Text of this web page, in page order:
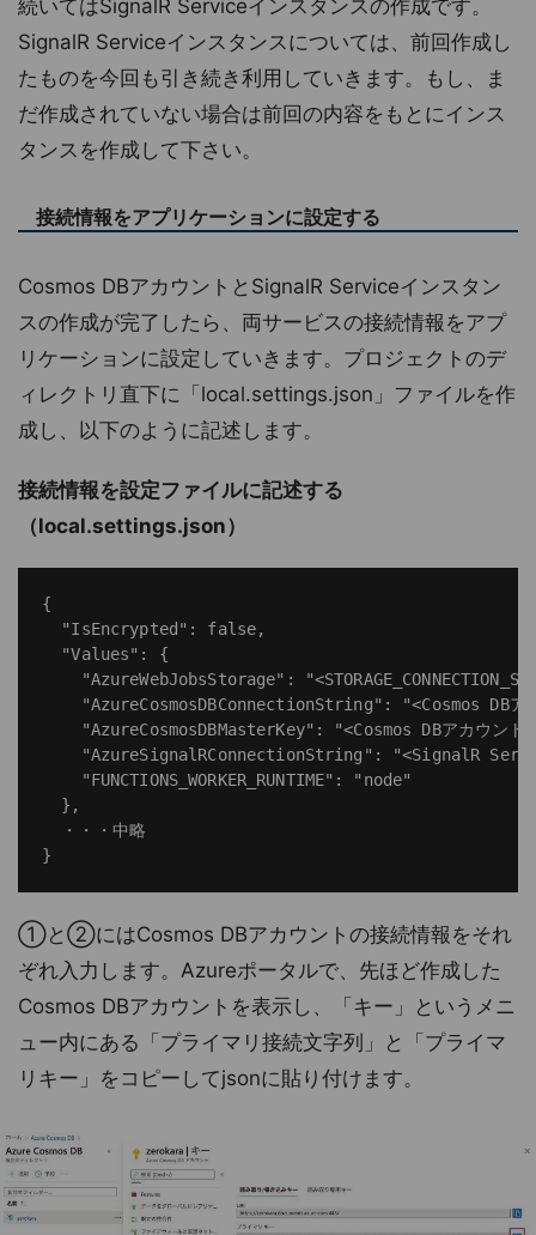
続いてはSignalR Serviceインスタンスの作成です。
SignalR Serviceインスタンスについては、前回作成し
たものを今回も引き続き利用していきます。もし、ま
だ作成されていない場合は前回の内容をもとにインス
タンスを作成して下さい。
接続情報をアプリケーションに設定する
Cosmos DBアカウントとSignalR Serviceインスタン
スの作成が完了したら、両サービスの接続情報をアプ
リケーションに設定していきます。プロジェクトのデ
ィレクトリ直下に「local.settings.json」ファイルを作
成し、以下のように記述します。
接続情報を設定ファイルに記述する
（local.settings.json）
{
  "IsEncrypted": false,
  "Values": {
"AzureWebJobsStorage":
"AzureCosmosDBConnectionString": "<Cosmos DBア
"AzureCosmosDBMasterKey": "<Cosmos DBアカウント
"AzureSignalRConnectionString": "<SignalR
    "FUNCTIONS_WORKER_RUNTIME": "node"
  },
  ・・・中略
①と②にはCosmos DBアカウントの接続情報をそれ
ぞれ入力します。Azureポータルで、先ほど作成した
Cosmos DBアカウントを表示し、「キー」というメニ
ュー内にある「プライマリ接続文字列」と「プライマ
リキー」をコピーしてjsonに貼り付けます。